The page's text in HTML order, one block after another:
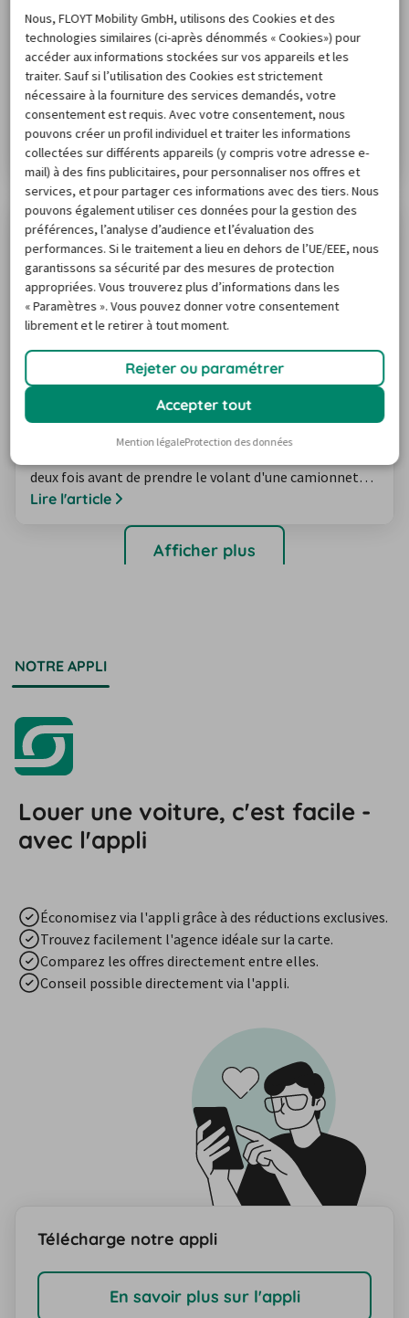
Stationnement des camionnettes :
réglementations et conseils pratiques
En ville, trouver une place de stationnement pour une
camionnette peut parfois être compliqué. Non
seulement le véhicule est plus grand, mais tu ne peux
pas le garer n’importe où. Voici comment t’organiser
pour garer ta camionnette dans une zone résidentielle
et passer une journée de déménagement détendue.
Lire l'article
Conduire un utilitaire, c'est facile : nos
conseils pour ton trajet
Plus grand, plus large, plus lourd : même les
deux fois avant de prendre le volant d'une camionnette
ou d'un camion. En effet, démarrer, freiner et prendre
des virages avec une camionnette est très différent de
ce que l'on fait avec une voiture classique.
Lire l'article
Afficher plus
NOTRE APPLI
Louer une voiture, c'est facile -
avec l'appli
Économisez via l'appli grâce à des réductions exclusives.
Trouvez facilement l'agence idéale sur la carte.
Comparez les offres directement entre elles.
Conseil possible directement via l'appli.
Télécharge notre appli
En savoir plus sur l'appli
Nous, FLOYT Mobility GmbH, utilisons des Cookies et des
technologies similaires (ci-après dénommés « Cookies») pour
accéder aux informations stockées sur vos appareils et les
traiter. Sauf si l’utilisation des Cookies est strictement
nécessaire à la fourniture des services demandés, votre
consentement est requis. Avec votre consentement, nous
pouvons créer un profil individuel et traiter les informations
collectées sur différents appareils (y compris votre adresse e-
mail) à des fins publicitaires, pour personnaliser nos offres et
services, et pour partager ces informations avec des tiers. Nous
pouvons également utiliser ces données pour la gestion des
préférences, l’analyse d’audience et l’évaluation des
performances. Si le traitement a lieu en dehors de l’UE/EEE, nous
garantissons sa sécurité par des mesures de protection
appropriées. Vous trouverez plus d’informations dans les
« Paramètres ». Vous pouvez donner votre consentement
librement et le retirer à tout moment.
Rejeter ou paramétrer
Accepter tout
Mention légaleProtection des données